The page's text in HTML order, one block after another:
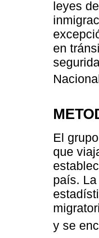
leyes
en
El
que
país.
y se